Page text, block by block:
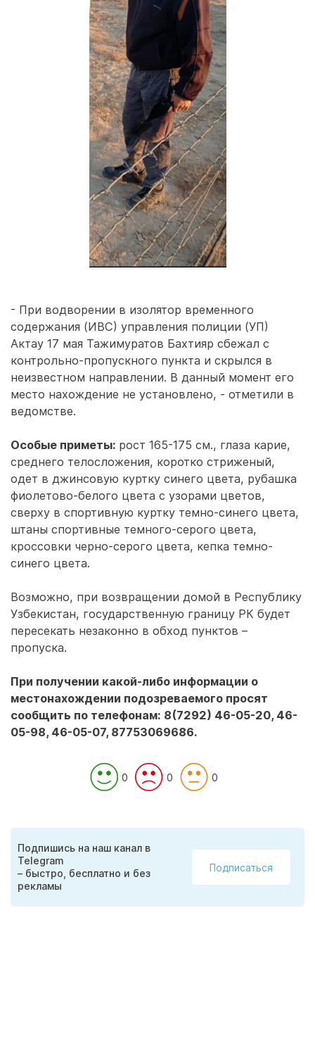
- При водворении в изолятор временного
содержания (ИВС) управления полиции (УП)
Актау 17 мая Тажимуратов Бахтияр сбежал с
контрольно-пропускного пункта и скрылся в
неизвестном направлении. В данный момент его
место нахождение не установлено, - отметили в
ведомстве.
Особые приметы: рост 165-175 см., глаза карие,
среднего телосложения, коротко стриженый,
одет в джинсовую куртку синего цвета, рубашка
фиолетово-белого цвета с узорами цветов,
сверху в спортивную куртку темно-синего цвета,
штаны спортивные темного-серого цвета,
кроссовки черно-серого цвета, кепка темно-
синего цвета.
Возможно, при возвращении домой в Республику
Узбекистан, государственную границу РК будет
пересекать незаконно в обход пунктов –
пропуска.
При получении какой-либо информации о
местонахождении подозреваемого просят
сообщить по телефонам: 8(7292) 46-05-20, 46-
05-98, 46-05-07, 87753069686.
0 0 0
Подпишись на наш канал в
Telegram
– быстро, бесплатно и без
рекламы
Подписаться